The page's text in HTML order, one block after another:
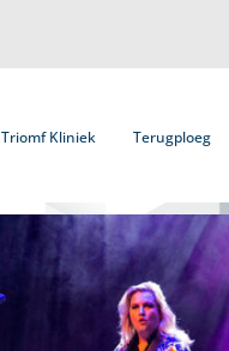
Triomf Kliniek Terugploeg